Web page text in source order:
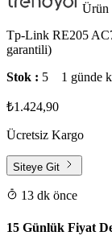
Ürün
Tp-Link RE205
garantili)
Stok : 5 1 günde
₺1.424,90
Ücretsiz Kargo
Siteye Git
13 dk önce
15 Günlük Fiyat